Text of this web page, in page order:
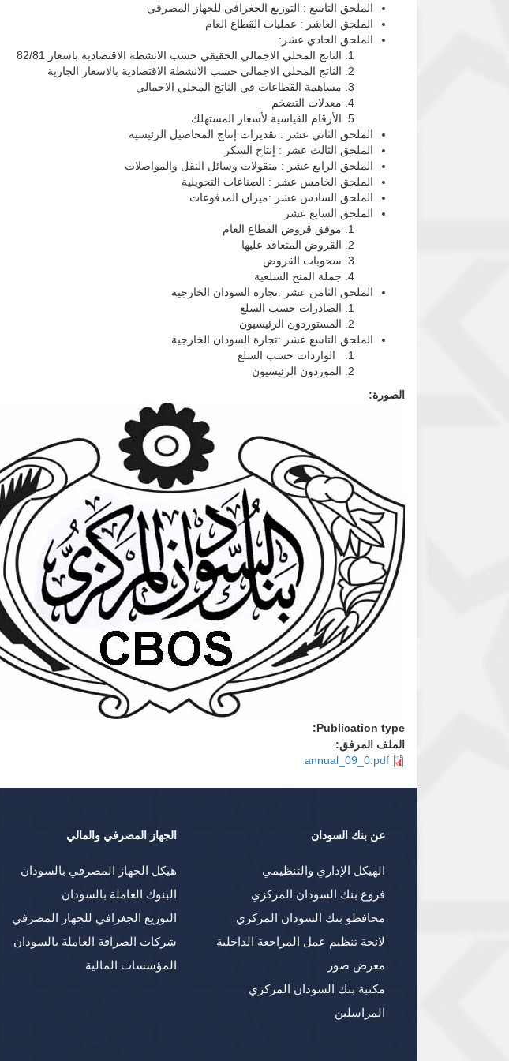
الملحق التاسع : التوزيع الجغرافي للجهاز المصرفي
الملحق العاشر : عمليات القطاع العام
الملحق الحادي عشر:
الناتج المحلي الاجمالي الحقيقي حسب الانشطة الاقتصادية باسعار 82/81
الناتج المحلي الاجمالي حسب الانشطة الاقتصادية بالاسعار الجارية
مساهمة القطاعات في الناتج المحلي الاجمالي
معدلات التضخم
الأرقام القياسية لأسعار المستهلك
الملحق الثاني عشر : تقديرات إنتاج المحاصيل الرئيسية
الملحق الثالث عشر : إنتاج السكر
الملحق الرابع عشر : منقولات وسائل النقل والمواصلات
الملحق الخامس عشر : الصناعات التحويلية
الملحق السادس عشر :ميزان المدفوعات
الملحق السابع عشر
موفق قروض القطاع العام
القروض المتعاقد عليها
سحوبات القروض
جملة المنح السلعية
الملحق الثامن عشر :تجارة السودان الخارجية
الصادرات حسب السلع
المستوردون الرئيسيون
الملحق التاسع عشر :تجارة السودان الخارجية
الواردات حسب السلع
الموردون الرئيسيون
الصورة:
Publication type:
الملف المرفق:
annual_09_0.pdf
عن بنك السودان
الهيكل الإداري والتنظيمي
فروع بنك السودان المركزي
محافظو بنك السودان المركزي
لائحة تنظيم عمل المراجعة الداخلية
معرض صور
مكتبة بنك السودان المركزي
المراسلين
الجهاز المصرفي والمالي
هيكل الجهاز المصرفي بالسودان
البنوك العاملة بالسودان
التوزيع الجغرافي للجهاز المصرفي
شركات الصرافة العاملة بالسودان
المؤسسات المالية